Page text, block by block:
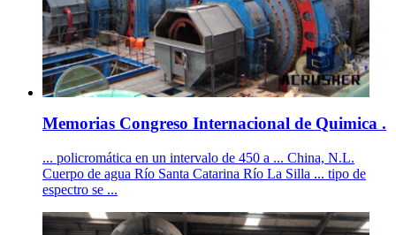
Memorias Congreso Internacional de Quimica .
... policromática en un intervalo de 450 a ... China, N.L.
Cuerpo de agua Río Santa Catarina Río La Silla ... tipo de
espectro se ...